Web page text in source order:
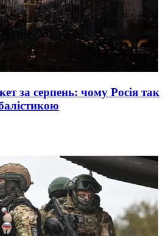
за серпень: чому Росія так